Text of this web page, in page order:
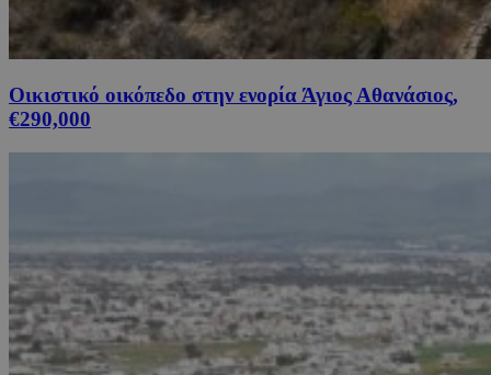
Οικιστικό οικόπεδο στην ενορία Άγιος Αθανάσιος,
€290,000